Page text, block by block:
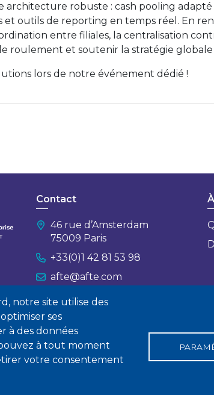
notre site utilise des
ses
à des données
à tout moment
votre consentement
architecture robuste : cash pooling
et outils de reporting en temps réel. En
entre filiales, la centralisation
roulement et soutenir la stratégie
lors de notre événement dédié !
Contact
46 rue d’Amsterdam
75009 Paris
+33(0)1 42 81 53 98
afte@afte.com
Nous contacter